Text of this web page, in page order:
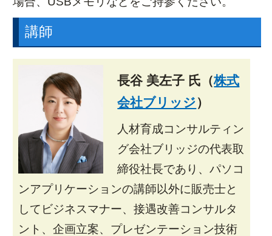
講師
長谷 美左子 氏（株式
会社ブリッジ）
人材育成コンサルティン
グ会社ブリッジの代表取
締役社長であり、パソコ
ンアプリケーションの講師以外に販売士と
してビジネスマナー、接遇改善コンサルタ
ント、企画立案、プレゼンテーション技術